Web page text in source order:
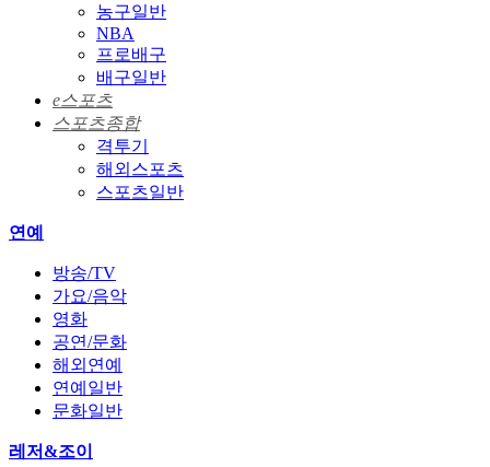
농구일반
NBA
프로배구
배구일반
e스포츠
스포츠종합
격투기
해외스포츠
스포츠일반
연예
방송/TV
가요/음악
영화
공연/문화
해외연예
연예일반
문화일반
레저&조이